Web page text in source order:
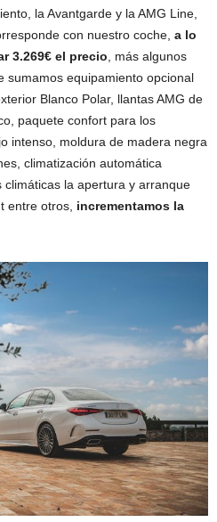
la Avantgarde y la AMG Line,
con nuestro coche, a lo
3.269€ el precio , más algunos
sumamos equipamiento opcional
Blanco Polar, llantas AMG de
paquete confort para los
intenso, moldura de madera negra
climatización automática
la apertura y arranque
entre otros, incrementamos la